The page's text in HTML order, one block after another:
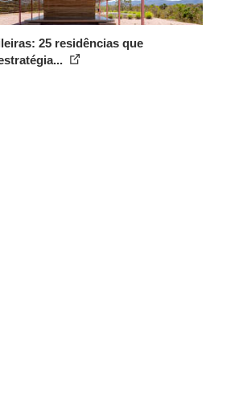
25 residências que